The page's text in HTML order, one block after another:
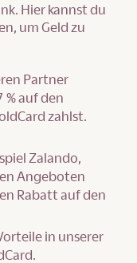
Hier kannst du
um Geld zu
Partner
% auf den
zahlst.
Zalando,
Angeboten
Rabatt auf den
in unserer